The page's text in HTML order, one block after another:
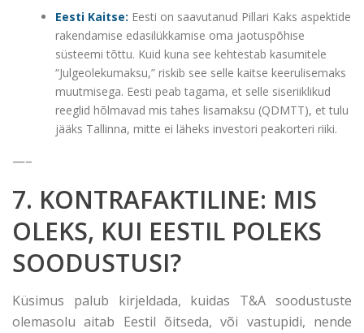
Eesti Kaitse: Eesti on saavutanud Pillari Kaks aspektide
rakendamise edasilükkamise oma jaotuspõhise
süsteemi tõttu. Kuid kuna see kehtestab kasumitele
“Julgeolekumaksu,” riskib see selle kaitse keerulisemaks
muutmisega. Eesti peab tagama, et selle siseriiklikud
reeglid hõlmavad mis tahes lisamaksu (QDMTT), et tulu
jääks Tallinna, mitte ei läheks investori peakorteri riiki.
—–
7. KONTRAFAKTILINE: MIS
OLEKS, KUI EESTIL POLEKS
SOODUSTUSI?
Küsimus palub kirjeldada, kuidas T&A soodustuste
olemasolu aitab Eestil õitseda, või vastupidi, nende